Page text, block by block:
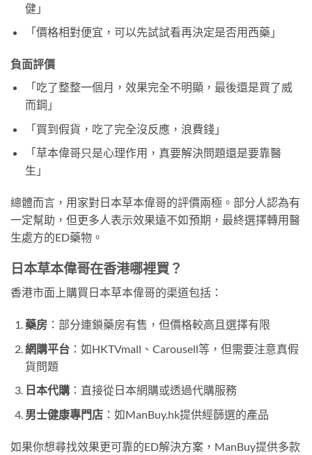
健」
「價格相對便宜，可以先試試看再決定是否用西藥」
負面評價
「吃了整整一個月，效果完全不明顯，最後還是買了威
而鋼」
「買到假貨，吃了完全沒反應，浪費錢」
「草本偉哥只是心理作用，真要解決問題還是要靠醫
生」
總體而言，用家對日本草本偉哥的評價兩極。部分人認為有
一定幫助，但更多人表示效果遠不如預期，最終選擇轉用醫
生處方的ED藥物。
日本草本偉哥在香港哪裡買？
香港市面上購買日本草本偉哥的渠道包括：
藥房：部分連鎖藥房有售，但價格較高且選擇有限
網購平台：如HKTVmall、Carousell等，但需要注意真假
貨問題
日本代購：直接從日本網購或透過代購服務
男士健康專門店：如ManBuy.hk提供經篩選的產品
如果你想尋找效果更可靠的ED解決方案，ManBuy提供多款